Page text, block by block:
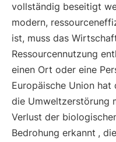
vollständig beseitigt
modern,
ist, muss das
Ressourcennutzung
einen Ort oder eine
Europäische Union hat
die Umweltzerstörung
Verlust der
Bedrohung erkannt ,